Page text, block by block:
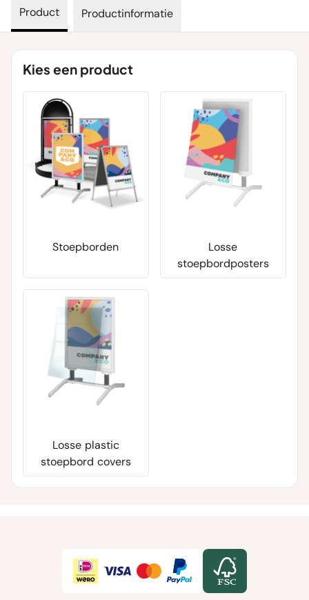
Product Productinformatie
Kies een product
Stoepborden
Losse
stoepbordposters
Losse plastic
stoepbord covers